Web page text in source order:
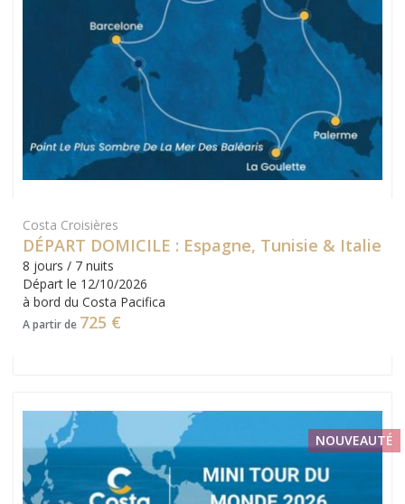
Costa Croisières
DÉPART DOMICILE : Espagne, Tunisie & Italie
8 jours / 7 nuits
Départ le 12/10/2026
à bord du Costa Pacifica
A partir de 725 €
NOUVEAUTÉ